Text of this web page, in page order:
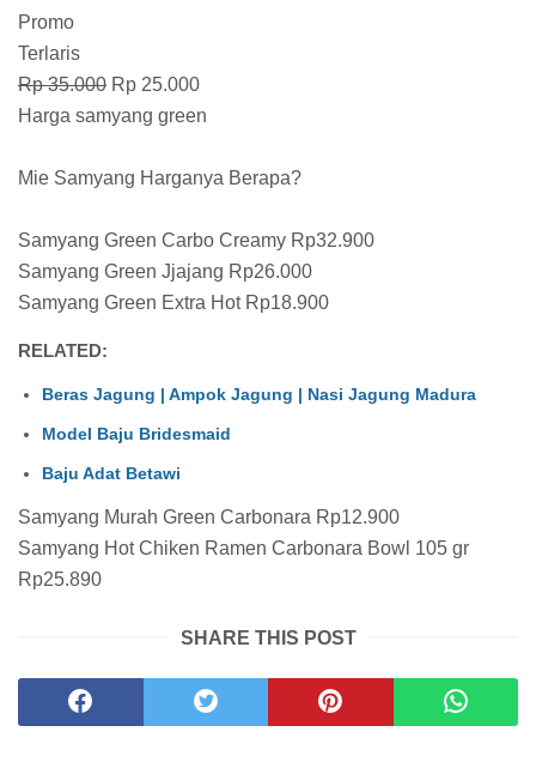
Promo
Terlaris
Rp 35.000 Rp 25.000
Harga samyang green
Mie Samyang Harganya Berapa?
Samyang Green Carbo Creamy Rp32.900
Samyang Green Jjajang Rp26.000
Samyang Green Extra Hot Rp18.900
RELATED:
Beras Jagung | Ampok Jagung | Nasi Jagung Madura
Model Baju Bridesmaid
Baju Adat Betawi
Samyang Murah Green Carbonara Rp12.900
Samyang Hot Chiken Ramen Carbonara Bowl 105 gr
Rp25.890
SHARE THIS POST